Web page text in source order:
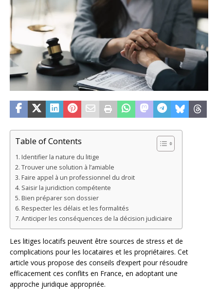
Table of Contents
Identifier la nature du litige
Trouver une solution à l’amiable
Faire appel à un professionnel du droit
Saisir la juridiction compétente
Bien préparer son dossier
Respecter les délais et les formalités
Anticiper les conséquences de la décision judiciaire
Les litiges locatifs peuvent être sources de stress et de
complications pour les locataires et les propriétaires. Cet
article vous propose des conseils d’expert pour résoudre
efficacement ces conflits en France, en adoptant une
approche juridique appropriée.